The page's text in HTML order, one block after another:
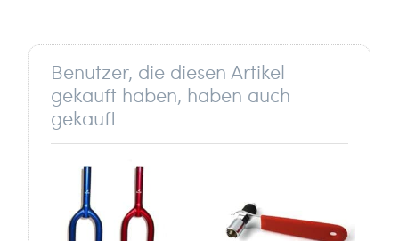
Benutzer, die diesen Artikel
gekauft haben, haben auch
gekauft